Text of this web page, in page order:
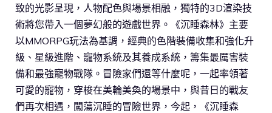
致的光影呈現，人物配色與場景相融，獨特的3D渲染技
術將您帶入一個夢幻般的遊戲世界。《沉睡森林》主要
以MMORPG玩法為基調，經典的色階裝備收集和強化升
級、星級進階、寵物系統及其養成系統，籌集最厲害裝
備和最強寵物戰隊。冒險家們還等什麼呢，一起率領著
可愛的寵物，穿梭在美輪美奐的場景中，與昔日的戰友
們再次相遇，闖蕩沉睡的冒險世界，今起，《沉睡森